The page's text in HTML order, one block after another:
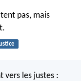
pas, mais
vers les justes :